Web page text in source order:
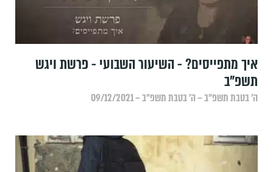
איך מתפייסים? - השיעור השבועי - פרשת ויגש
תשפ"ב
ה׳ בטבת תשפ״ב – ה׳ בטבת תשפ״ב – 09/12/2021